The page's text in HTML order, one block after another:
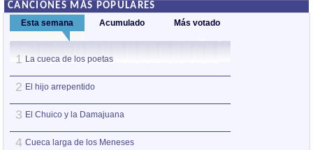
CANCIONES MÁS POPULARES
Esta semana Acumulado Más votado
1 La cueca de los poetas
2 El hijo arrepentido
3 El Chuico y la Damajuana
4 Cueca larga de los Meneses